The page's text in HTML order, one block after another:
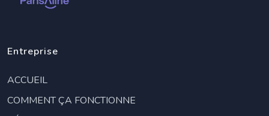
Entreprise
ACCUEIL
COMMENT ÇA FONCTIONNE